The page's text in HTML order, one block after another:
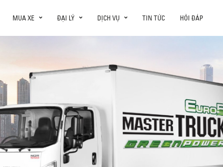
MUA XE ĐẠI LÝ DỊCH VỤ TIN TỨC HỎI ĐÁP